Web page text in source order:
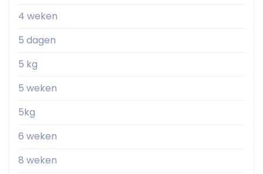
4 weken
5 dagen
5 kg
5 weken
5kg
6 weken
8 weken